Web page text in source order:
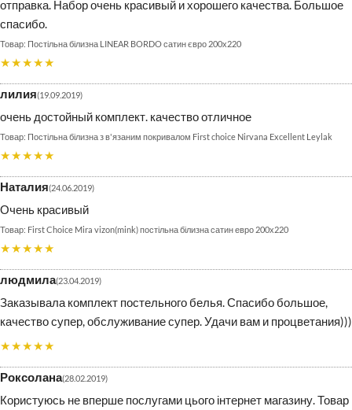
отправка. Набор очень красивый и хорошего качества. Большое
спасибо.
Постільна білизна LINEAR BORDO сатин євро 200х220
★★★★★
лилия 19.09.2019
очень достойный комплект. качество отличное
Постільна білизна з в'язаним покривалом First choice Nirvana Excellent Leylak
★★★★★
Наталия 24.06.2019
Очень красивый
First Choice Mira vizon(mink) постільна білизна сатин евро 200х220
★★★★★
людмила 23.04.2019
Заказывала комплект постельного белья. Спасибо большое,
качество супер, обслуживание супер. Удачи вам и процветания)))
★★★★★
Роксолана 28.02.2019
Користуюсь не вперше послугами цього інтернет магазину. Товар